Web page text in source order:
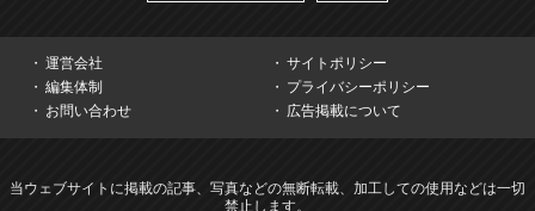
運営会社
サイトポリシー
編集体制
プライバシーポリシー
お問い合わせ
広告掲載について
当ウェブサイトに掲載の記事、写真などの無断転載、加工しての使用などは一切
禁止します。